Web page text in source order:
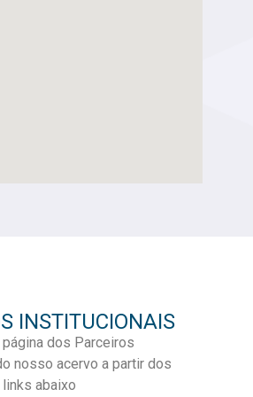
INSTITUCIONAIS
página dos Parceiros
nosso acervo a partir dos
links abaixo